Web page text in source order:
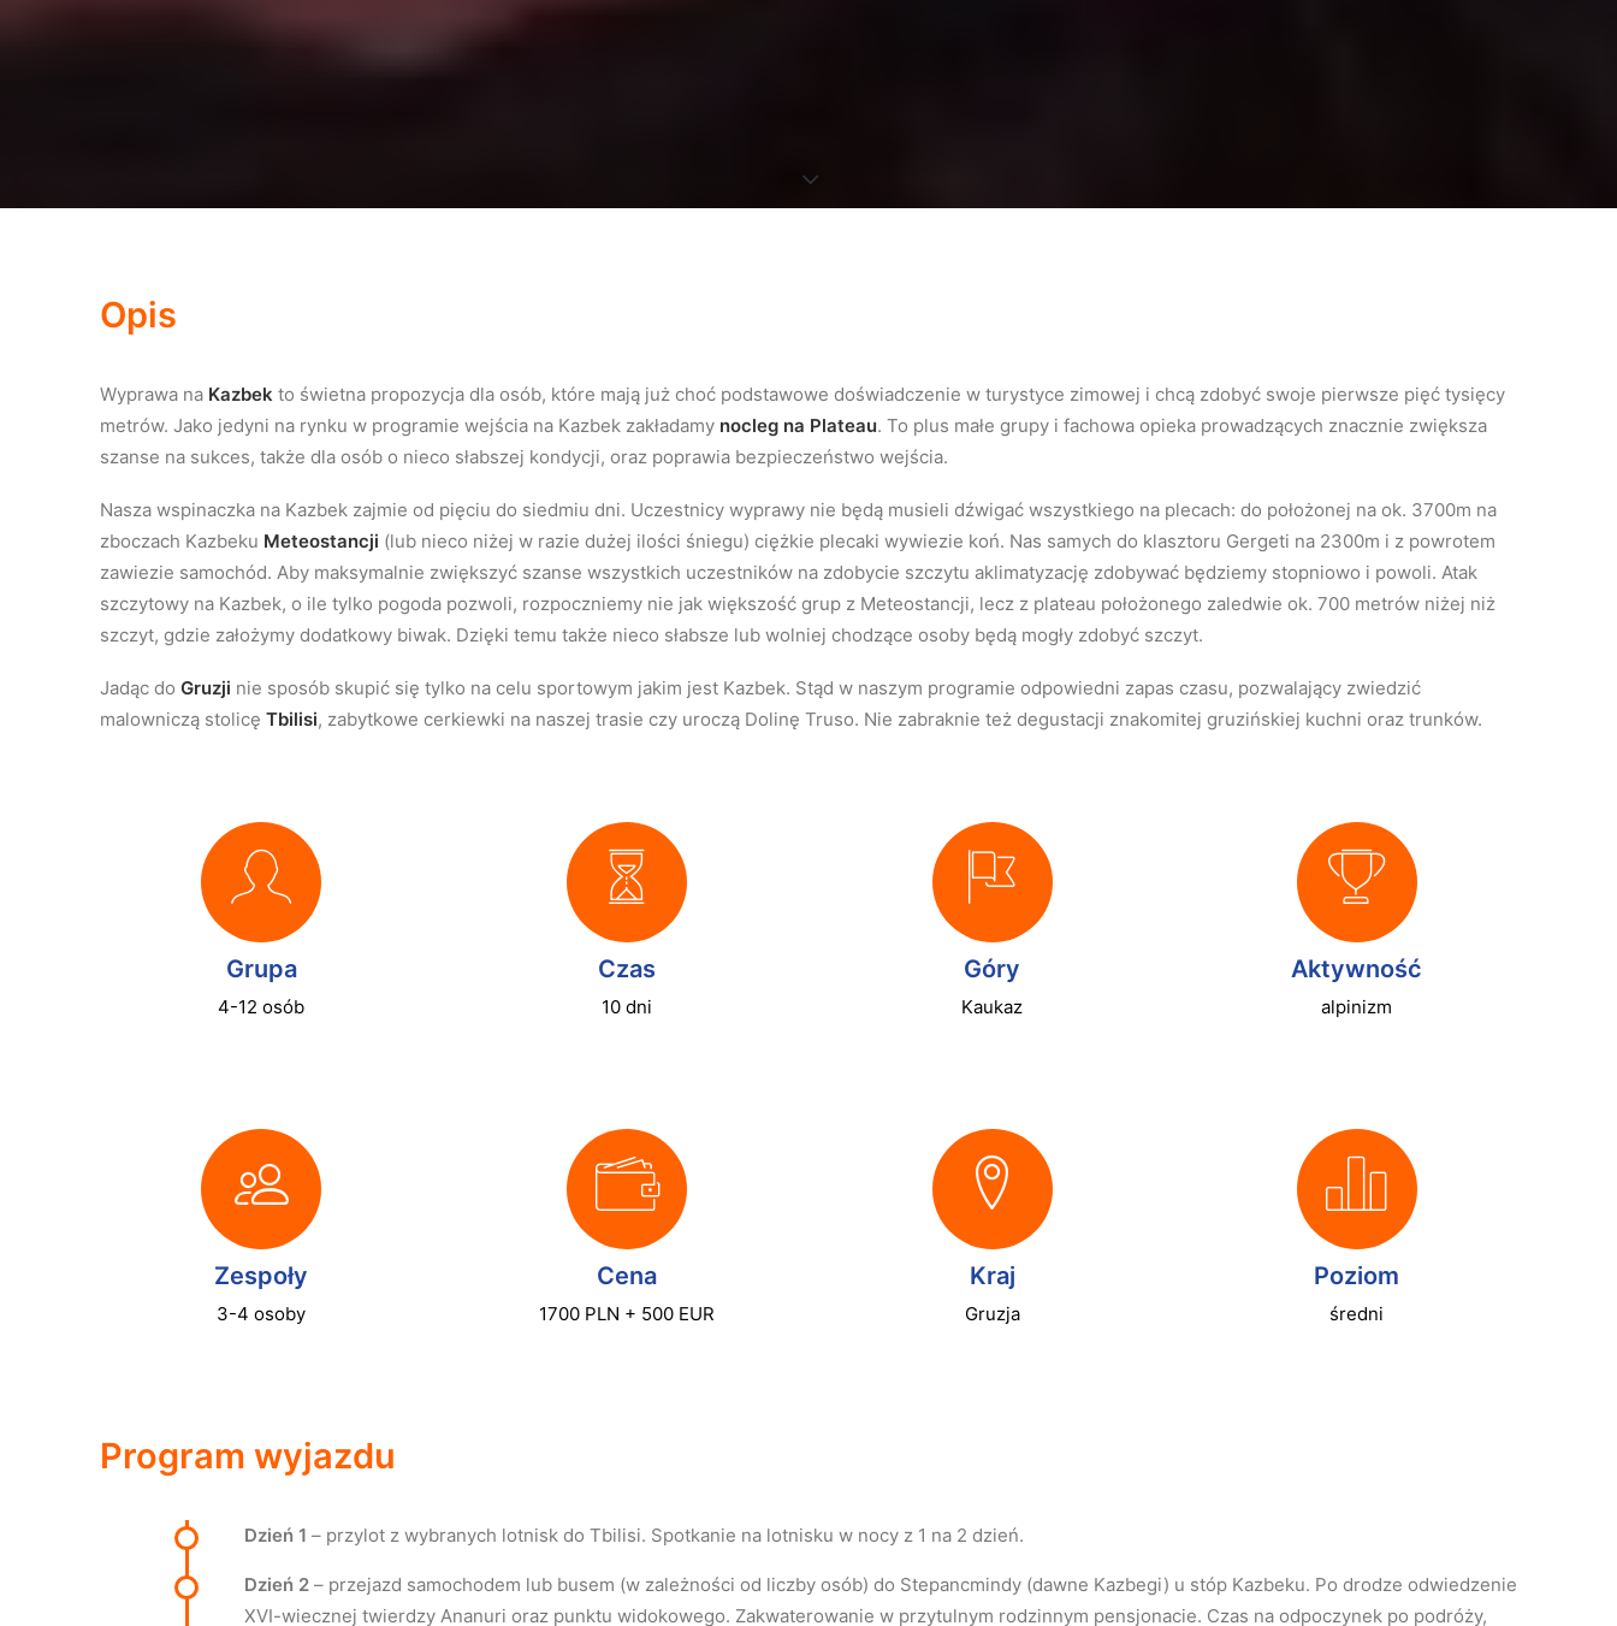
Opis
Wyprawa na Kazbek to świetna propozycja dla osób, które mają już choć podstawowe doświadczenie w turystyce zimowej i chcą zdobyć swoje pierwsze pięć tysięcy
metrów. Jako jedyni na rynku w programie wejścia na Kazbek zakładamy nocleg na Plateau. To plus małe grupy i fachowa opieka prowadzących znacznie zwiększa
szanse na sukces, także dla osób o nieco słabszej kondycji, oraz poprawia bezpieczeństwo wejścia.
Nasza wspinaczka na Kazbek zajmie od pięciu do siedmiu dni. Uczestnicy wyprawy nie będą musieli dźwigać wszystkiego na plecach: do położonej na ok. 3700m na
zboczach Kazbeku Meteostancji (lub nieco niżej w razie dużej ilości śniegu) ciężkie plecaki wywiezie koń. Nas samych do klasztoru Gergeti na 2300m i z powrotem
zawiezie samochód. Aby maksymalnie zwiększyć szanse wszystkich uczestników na zdobycie szczytu aklimatyzację zdobywać będziemy stopniowo i powoli. Atak
szczytowy na Kazbek, o ile tylko pogoda pozwoli, rozpoczniemy nie jak większość grup z Meteostancji, lecz z plateau położonego zaledwie ok. 700 metrów niżej niż
szczyt, gdzie założymy dodatkowy biwak. Dzięki temu także nieco słabsze lub wolniej chodzące osoby będą mogły zdobyć szczyt.
Jadąc do Gruzji nie sposób skupić się tylko na celu sportowym jakim jest Kazbek. Stąd w naszym programie odpowiedni zapas czasu, pozwalający zwiedzić
malowniczą stolicę Tbilisi, zabytkowe cerkiewki na naszej trasie czy uroczą Dolinę Truso. Nie zabraknie też degustacji znakomitej gruzińskiej kuchni oraz trunków.
Grupa
4-12 osób
Czas
10 dni
Góry
Kaukaz
Aktywność
alpinizm
Zespoły
3-4 osoby
Cena
1700 PLN + 500 EUR
Kraj
Gruzja
Poziom
średni
Program wyjazdu
Dzień 1 – przylot z wybranych lotnisk do Tbilisi. Spotkanie na lotnisku w nocy z 1 na 2 dzień.
Dzień 2 – przejazd samochodem lub busem (w zależności od liczby osób) do Stepancmindy (dawne Kazbegi) u stóp Kazbeku. Po drodze odwiedzenie
XVI-wiecznej twierdzy Ananuri oraz punktu widokowego. Zakwaterowanie w przytulnym rodzinnym pensjonacie. Czas na odpoczynek po podróży,